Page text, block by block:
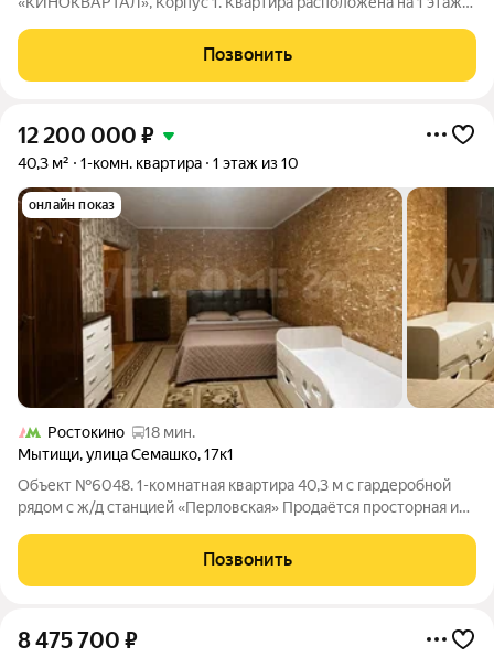
районе города, на берегу реки Клязьмы. Невысокая этажность,
секции от 4 до 8 этажей,
Позвонить
12 200 000 ₽
40,3 м² 1-комн. квартира 1 этаж из 10
онлайн показ
Ростокино
18 мин.
Мытищи,улица Семашко,17к1
Объект №6048. 1-комнатная квартира 40,3 м с гардеробной
рядом с ж/д станцией «Перловская» Продаётся просторная и
Функциональная планировка: просторная комната 19,1 м;кухня
10,1 м;отдельная
Позвонить
8 475 700 ₽